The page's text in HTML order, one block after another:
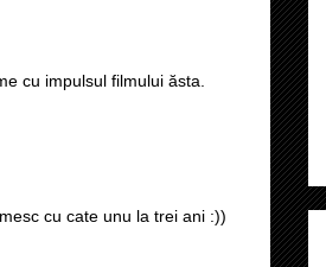
cu impulsul filmului ăsta.
cu cate unu la trei ani :))